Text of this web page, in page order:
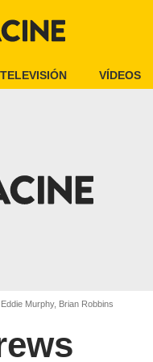
TELEVISIÓN VÍDEOS
Murphy, Brian Robbins